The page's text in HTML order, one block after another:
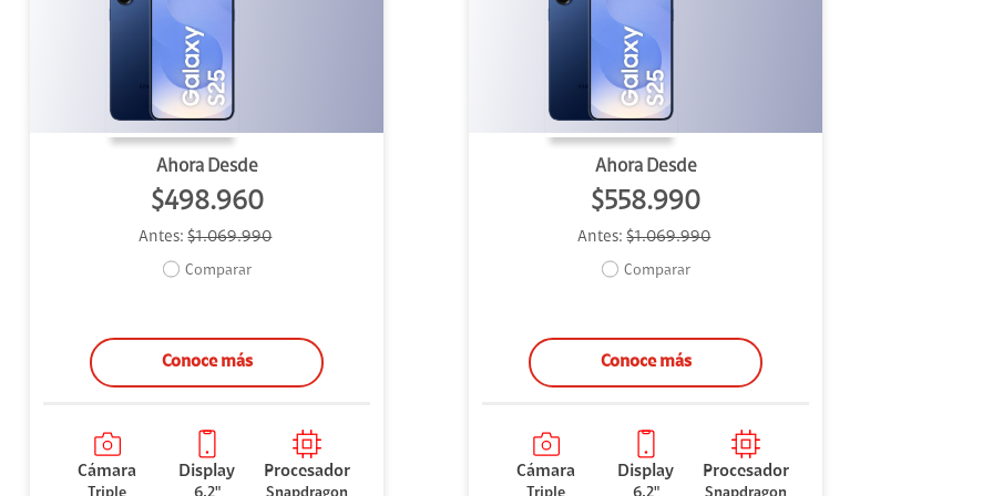
Ahora Desde
$498.960
Antes:$1.069.990
Comparar
Conoce más
Cámara Display Procesador
Ahora Desde
$558.990
Antes:$1.069.990
Comparar
Conoce más
Cámara Display Procesador